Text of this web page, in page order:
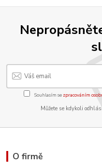
Souhlasím se zpracováním
Můžete se kdykoli
O firmě